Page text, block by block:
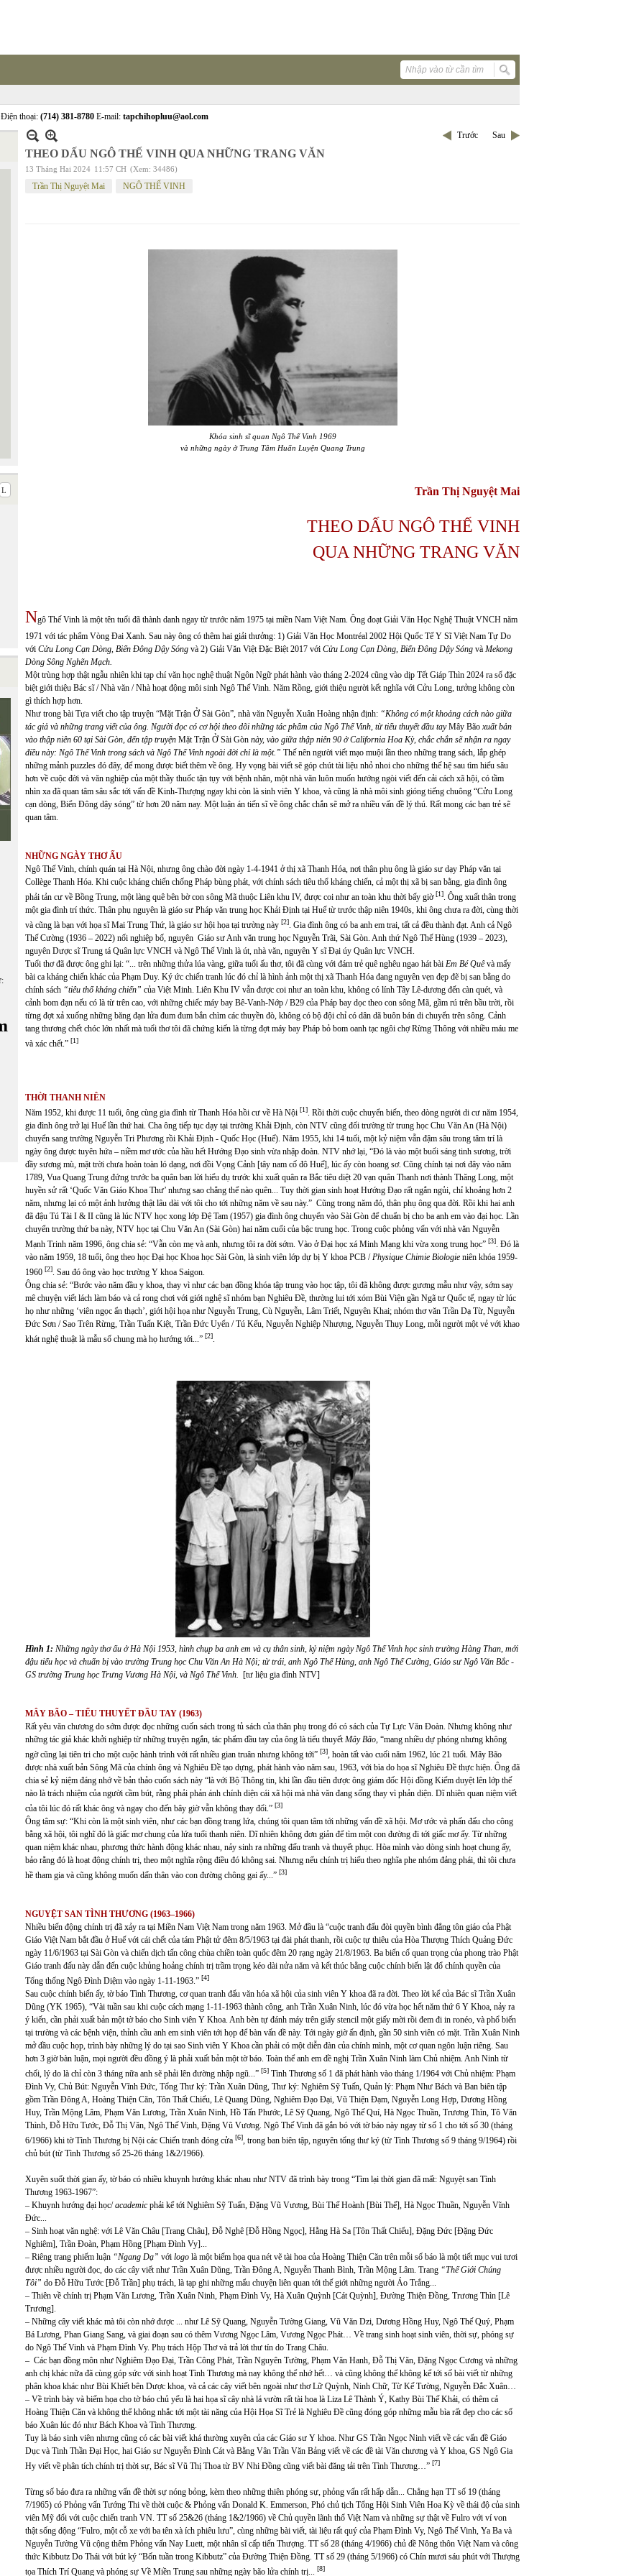
thoại: (714) 381-8780 E-mail: tapchihopluu@aol.com
Trước Sau
THEO DẤU NGÔ THẾ VINH QUA NHỮNG TRANG VĂN
13 Tháng Hai 2024 11:57 CH (Xem: 34486)
Trần Thị Nguyệt Mai NGÔ THẾ VINH
Khóa sinh sĩ quan Ngô Thế Vinh 1969
và những ngày ở Trung Tâm Huấn Luyện Quang Trung
Trần Thị Nguyệt Mai
THEO DẤU NGÔ THẾ VINH
QUA NHỮNG TRANG VĂN
Ngô Thế Vinh là một tên tuổi đã thành danh ngay từ trước năm 1975 tại miền Nam Việt Nam. Ông đoạt Giải Văn Học Nghệ Thuật VNCH năm
1971 với tác phẩm Vòng Đai Xanh. Sau này ông có thêm hai giải thưởng: 1) Giải Văn Học Montréal 2002 Hội Quốc Tế Y Sĩ Việt Nam Tự Do
với Cửu Long Cạn Dòng, Biển Đông Dậy Sóng và 2) Giải Văn Việt Đặc Biệt 2017 với Cửu Long Cạn Dòng, Biển Đông Dậy Sóng và Mekong
Dòng Sông Nghẽn Mạch.
Một trùng hợp thật ngẫu nhiên khi tạp chí văn học nghệ thuật Ngôn Ngữ phát hành vào tháng 2-2024 cũng vào dịp Tết Giáp Thìn 2024 ra số đặc
biệt giới thiệu Bác sĩ / Nhà văn / Nhà hoạt động môi sinh Ngô Thế Vinh. Năm Rồng, giới thiệu người kết nghĩa với Cửu Long, tưởng không còn
gì thích hợp hơn.
Như trong bài Tựa viết cho tập truyện “Mặt Trận Ở Sài Gòn”, nhà văn Nguyễn Xuân Hoàng nhận định: “Không có một khoảng cách nào giữa
tác giả và những trang viết của ông. Người đọc có cơ hội theo dõi những tác phẩm của Ngô Thế Vinh, từ tiểu thuyết đầu tayMây Bão xuất bản
vào thập niên 60 tại Sài Gòn, đến tập truyện Mặt Trận Ở Sài Gòn này, vào giữa thập niên 90 ở California Hoa Kỳ, chắc chắn sẽ nhận ra ngay
điều này: Ngô Thế Vinh trong sách và Ngô Thế Vinh ngoài đời chỉ là một.” Thế nên người viết mạo muội lần theo những trang sách, lắp ghép
những mảnh puzzles đó đây, để mong được biết thêm về ông. Hy vọng bài viết sẽ góp chút tài liệu nhỏ nhoi cho những thế hệ sau tìm hiểu sâu
hơn về cuộc đời và văn nghiệp của một thầy thuốc tận tụy với bệnh nhân, một nhà văn luôn muốn hướng ngòi viết đến cải cách xã hội, có tầm
nhìn xa đã quan tâm sâu sắc tới vấn đề Kinh-Thượng ngay khi còn là sinh viên Y khoa, và cũng là nhà môi sinh gióng tiếng chuông “Cửu Long
cạn dòng, Biển Đông dậy sóng” từ hơn 20 năm nay. Một luận án tiến sĩ về ông chắc chắn sẽ mở ra nhiều vấn đề lý thú. Rất mong các bạn trẻ sẽ
quan tâm.
NHỮNG NGÀY THƠ ẤU
Ngô Thế Vinh, chính quán tại Hà Nội, nhưng ông chào đời ngày 1-4-1941 ở thị xã Thanh Hóa, nơi thân phụ ông là giáo sư dạy Pháp văn tại
Collège Thanh Hóa. Khi cuộc kháng chiến chống Pháp bùng phát, với chính sách tiêu thổ kháng chiến, cả một thị xã bị san bằng, gia đình ông
phải tản cư về Bồng Trung, một làng quê bên bờ con sông Mã thuộc Liên khu IV, được coi như an toàn khu thời bấy giờ[1]. Ông xuất thân trong
một gia đình trí thức. Thân phụ nguyên là giáo sư Pháp văn trung học Khải Định tại Huế từ trước thập niên 1940s, khi ông chưa ra đời, cùng thời
và cũng là bạn với họa sĩ Mai Trung Thứ, là giáo sư hội họa tại trường này [2]. Gia đình ông có ba anh em trai, tất cả đều thành đạt. Anh cả Ngô
Thế Cường (1936 – 2022) nối nghiệp bố, nguyên Giáo sư Anh văn trung học Nguyễn Trãi, Sài Gòn. Anh thứ Ngô Thế Hùng (1939 – 2023),
nguyên Dược sĩ Trung tá Quân lực VNCH và Ngô Thế Vinh là út, nhà văn, nguyên Y sĩ Đại úy Quân lực VNCH.
Tuổi thơ đã được ông ghi lại: “... trên những thửa lúa vàng, giữa tuổi ấu thơ, tôi đã cùng với đám trẻ quê nghêu ngao hát bài Em Bé Quêvà mấy
bài ca kháng chiến khác của Phạm Duy. Ký ức chiến tranh lúc đó chỉ là hình ảnh một thị xã Thanh Hóa đang nguyên vẹn đẹp đẽ bị san bằng do
chính sách “tiêu thổ kháng chiến” của Việt Minh. Liên Khu IV vẫn được coi như an toàn khu, không có lính Tây Lê-dương đến càn quét, và
cảnh bom đạn nếu có là từ trên cao, với những chiếc máy bay Bê-Vanh-Nớp / B29 của Pháp bay dọc theo con sông Mã, gầm rú trên bầu trời, rồi
từng đợt xả xuống những băng đạn lửa đum đum bắn chìm các thuyền đò, không có bộ đội chỉ có dân dã buôn bán di chuyển trên sông. Cảnh
tang thương chết chóc lớn nhất mà tuổi thơ tôi đã chứng kiến là từng đợt máy bay Pháp bỏ bom oanh tạc ngôi chợ Rừng Thông với nhiều máu me
và xác chết.” [1]
THỜI THANH NIÊN
Năm 1952, khi được 11 tuổi, ông cùng gia đình từ Thanh Hóa hồi cư về Hà Nội [1]. Rồi thời cuộc chuyển biến, theo dòng người di cư năm 1954,
gia đình ông trở lại Huế lần thứ hai. Cha ông tiếp tục dạy tại trường Khải Định, còn NTV cũng đổi trường từ trung học Chu Văn An (Hà Nội)
chuyển sang trường Nguyễn Tri Phương rồi Khải Định - Quốc Học (Huế). Năm 1955, khi 14 tuổi, một kỷ niệm vẫn đậm sâu trong tâm trí là
ngày ông được tuyên hứa – niềm mơ ước của hầu hết Hướng Đạo sinh vừa nhập đoàn. NTV nhớ lại, “Đó là vào một buổi sáng tinh sương, trời
đầy sương mù, mặt trời chưa hoàn toàn ló dạng, nơi đồi Vọng Cảnh [tây nam cố đô Huế], lúc ấy còn hoang sơ. Cũng chính tại nơi đây vào năm
1789, Vua Quang Trung đứng trước ba quân ban lời hiểu dụ trước khi xuất quân ra Bắc tiêu diệt 20 vạn quân Thanh nơi thành Thăng Long, một
huyền sử rất ‘Quốc Văn Giáo Khoa Thư’ nhưng sao chẳng thể nào quên... Tuy thời gian sinh hoạt Hướng Đạo rất ngắn ngủi, chỉ khoảng hơn 2
năm, nhưng lại có một ảnh hưởng thật lâu dài với tôi cho tới những năm về sau này.” Cũng trong năm đó, thân phụ ông qua đời. Rồi khi hai anh
đã đậu Tú Tài I & II cũng là lúc NTV học xong lớp Đệ Tam (1957) gia đình ông chuyển vào Sài Gòn để chuẩn bị cho ba anh em vào đại học. Lần
chuyển trường thứ ba này, NTV học tại Chu Văn An (Sài Gòn) hai năm cuối của bậc trung học. Trong cuộc phỏng vấn với nhà văn Nguyễn
Mạnh Trinh năm 1996, ông chia sẻ: “Vẫn còn mẹ và anh, nhưng tôi ra đời sớm. Vào ở Đại học xá Minh Mạng khi vừa xong trung học” [3]. Đó là
vào năm 1959, 18 tuổi, ông theo học Đại học Khoa học Sài Gòn, là sinh viên lớp dự bị Y khoa PCB /Physique Chimie Biologie niên khóa 1959-
1960 [2]. Sau đó ông vào học trường Y khoa Saigon.
Ông chia sẻ: “Bước vào năm đầu y khoa, thay vì như các bạn đồng khóa tập trung vào học tập, tôi đã không được gương mẫu như vậy, sớm say
mê chuyện viết lách làm báo và cả rong chơi với giới nghệ sĩ nhóm bạn Nghiêu Đề, thường lui tới xóm Bùi Viện gần Ngã tư Quốc tế, ngay từ lúc
họ như những ‘viên ngọc ẩn thạch’, giới hội họa như Nguyễn Trung, Cù Nguyễn, Lâm Triết, Nguyên Khai; nhóm thơ văn Trần Dạ Từ, Nguyễn
Đức Sơn / Sao Trên Rừng, Trần Tuấn Kiệt, Trần Đức Uyển / Tú Kếu, Nguyễn Nghiệp Nhượng, Nguyễn Thụy Long, mỗi người một vẻ với khao
khát nghệ thuật là mẫu số chung mà họ hướng tới...” [2].
Hình 1: Những ngày thơ ấu ở Hà Nội 1953, hình chụp ba anh em và cụ thân sinh, kỷ niệm ngày Ngô Thế Vinh học sinh trường Hàng Than, mới
đậu tiểu học và chuẩn bị vào trường Trung học Chu Văn An Hà Nội; từ trái, anh Ngô Thế Hùng, anh Ngô Thế Cường, Giáo sư Ngô Văn Bắc -
GS trường Trung học Trưng Vương Hà Nội, và Ngô Thế Vinh. [tư liệu gia đình NTV]
MÂY BÃO – TIỂU THUYẾT ĐẦU TAY (1963)
Rất yêu văn chương do sớm được đọc những cuốn sách trong tủ sách của thân phụ trong đó có sách của Tự Lực Văn Đoàn. Nhưng không như
những tác giả khác khởi nghiệp từ những truyện ngắn, tác phẩm đầu tay của ông là tiểu thuyếtMây Bão, “mang nhiều dự phóng nhưng không
ngờ cũng lại tiên tri cho một cuộc hành trình với rất nhiều gian truân nhưng không tới” [3], hoàn tất vào cuối năm 1962, lúc 21 tuổi. Mây Bão
được nhà xuất bản Sông Mã của chính ông và Nghiêu Đề tạo dựng, phát hành vào năm sau, 1963, với bìa do họa sĩ Nghiêu Đề thực hiện. Ông đã
chia sẻ kỷ niệm đáng nhớ về bản thảo cuốn sách này “là với Bộ Thông tin, khi lần đầu tiên được ông giám đốc Hội đồng Kiểm duyệt lên lớp thế
nào là trách nhiệm của người cầm bút, rằng phải phản ánh chính diện cái xã hội mà nhà văn đang sống thay vì phản diện. Dĩ nhiên quan niệm viết
của tôi lúc đó rất khác ông và ngay cho đến bây giờ vẫn không thay đổi.” [3]
Ông tâm sự: “Khi còn là một sinh viên, như các bạn đồng trang lứa, chúng tôi quan tâm tới những vấn đề xã hội. Mơ ước và phấn đấu cho công
bằng xã hội, tôi nghĩ đó là giấc mơ chung của lứa tuổi thanh niên. Dĩ nhiên không đơn giản để tìm một con đường đi tới giấc mơ ấy. Từ những
quan niệm khác nhau, phương thức hành động khác nhau, nảy sinh ra những đấu tranh và thuyết phục. Hòa mình vào dòng sinh hoạt chung ấy,
bảo rằng đó là hoạt động chính trị, theo một nghĩa rộng điều đó không sai. Nhưng nếu chính trị hiểu theo nghĩa phe nhóm đảng phái, thì tôi chưa
hề tham gia và cũng không muốn dấn thân vào con đường chông gai ấy...” [3]
NGUYỆT SAN TÌNH THƯƠNG (1963–1966)
Nhiều biến động chính trị đã xảy ra tại Miền Nam Việt Nam trong năm 1963. Mở đầu là “cuộc tranh đấu đòi quyền bình đẳng tôn giáo của Phật
Giáo Việt Nam bắt đầu ở Huế với cái chết của tám Phật tử đêm 8/5/1963 tại đài phát thanh, rồi cuộc tự thiêu của Hòa Thượng Thích Quảng Đức
ngày 11/6/1963 tại Sài Gòn và chiến dịch tấn công chùa chiền toàn quốc đêm 20 rạng ngày 21/8/1963. Ba biến cố quan trọng của phong trào Phật
Giáo tranh đấu này dẫn đến cuộc khủng hoảng chính trị trầm trọng kéo dài nửa năm và kết thúc bằng cuộc chính biến lật đổ chính quyền của
Tổng thống Ngô Đình Diệm vào ngày 1-11-1963.” [4]
Sau cuộc chính biến ấy, tờ báo Tình Thương, cơ quan tranh đấu văn hóa xã hội của sinh viên Y khoa đã ra đời. Theo lời kể của Bác sĩ Trần Xuân
Dũng (YK 1965), “Vài tuần sau khi cuộc cách mạng 1-11-1963 thành công, anh Trần Xuân Ninh, lúc đó vừa học hết năm thứ 6 Y Khoa, nảy ra
ý kiến, cần phải xuất bản một tờ báo cho Sinh viên Y Khoa. Anh bèn tự đánh máy trên giấy stencil một giấy mời rồi đem đi in ronéo, và phổ biến
tại trường và các bệnh viện, thỉnh cầu anh em sinh viên tới họp để bàn vấn đề này. Tới ngày giờ ấn định, gần 50 sinh viên có mặt. Trần Xuân Ninh
mở đầu cuộc họp, trình bày những lý do tại sao Sinh viên Y Khoa cần phải có một diễn đàn của chính mình, một cơ quan ngôn luận riêng. Sau
hơn 3 giờ bàn luận, mọi người đều đồng ý là phải xuất bản một tờ báo. Toàn thể anh em đề nghị Trần Xuân Ninh làm Chủ nhiệm. Anh Ninh từ
chối, lý do là chỉ còn 3 tháng nữa anh sẽ phải lên đường nhập ngũ...” [5] Tình Thương số 1 đã phát hành vào tháng 1/1964 với Chủ nhiệm: Phạm
Đình Vy, Chủ Bút: Nguyễn Vĩnh Đức, Tổng Thư ký: Trần Xuân Dũng, Thư ký: Nghiêm Sỹ Tuấn, Quản lý: Phạm Như Bách và Ban biên tập
gồm Trần Đông A, Hoàng Thiện Căn, Tôn Thất Chiểu, Lê Quang Dũng, Nghiêm Đạo Đại, Vũ Thiện Đạm, Nguyễn Long Hợp, Dương Hồng
Huy, Trần Mộng Lâm, Phạm Văn Lương, Trần Xuân Ninh, Hồ Tấn Phước, Lê Sỹ Quang, Ngô Thế Quí, Hà Ngọc Thuần, Trương Thìn, Tô Văn
Thình, Đỗ Hữu Tước, Đỗ Thị Văn, Ngô Thế Vinh, Đặng Vũ Vương. Ngô Thế Vinh đã gắn bó với tờ báo này ngay từ số 1 cho tới số 30 (tháng
6/1966) khi tờ Tình Thương bị Nội các Chiến tranh đóng cửa [6], trong ban biên tập, nguyên tổng thư ký (từ Tình Thương số 9 tháng 9/1964) rồi
chủ bút (từ Tình Thương số 25-26 tháng 1&2/1966).
Xuyên suốt thời gian ấy, tờ báo có nhiều khuynh hướng khác nhau như NTV đã trình bày trong “Tìm lại thời gian đã mất: Nguyệt san Tình
Thương 1963-1967”:
– Khuynh hướng đại học/academicphải kể tới Nghiêm Sỹ Tuấn, Đặng Vũ Vương, Bùi Thế Hoành [Bùi Thế], Hà Ngọc Thuần, Nguyễn Vĩnh
Đức...
– Sinh hoạt văn nghệ: với Lê Văn Châu [Trang Châu], Đỗ Nghê [Đỗ Hồng Ngọc], Hằng Hà Sa [Tôn Thất Chiểu], Đặng Đức [Đặng Đức
Nghiêm], Trần Đoàn, Phạm Hồng [Phạm Đình Vy]...
– Riêng trang phiếm luận “Ngang Dạ” với logo là một biếm họa qua nét vẽ tài hoa của Hoàng Thiện Căn trên mỗi số báo là một tiết mục vui tươi
được nhiều người đọc, do các cây viết như Trần Xuân Dũng, Trần Đông A, Nguyễn Thanh Bình, Trần Mộng Lâm. Trang “Thế Giới Chúng
Tôi” do Đỗ Hữu Tước [Đỗ Trần] phụ trách, là tạp ghi những mẩu chuyện liên quan tới thế giới những người Áo Trắng...
– Thiên về chính trị Phạm Văn Lương, Trần Xuân Ninh, Phạm Đình Vy, Hà Xuân Quỳnh [Cát Quỳnh], Đường Thiện Đồng, Trương Thìn [Lê
Trương].
– Những cây viết khác mà tôi còn nhớ được ... như Lê Sỹ Quang, Nguyễn Tường Giang, Vũ Văn Dzi, Dương Hồng Huy, Ngô Thế Quý, Phạm
Bá Lương, Phan Giang Sang, và giai đoạn sau có thêm Vương Ngọc Lâm, Vương Ngọc Phát… Về trang sinh hoạt sinh viên, thời sự, phóng sự
do Ngô Thế Vinh và Phạm Đình Vy. Phụ trách Hộp Thơ và trả lời thư tín do Trang Châu.
– Các bạn đồng môn như Nghiêm Đạo Đại, Trần Công Phát, Trần Nguyên Tường, Phạm Văn Hanh, Đỗ Thị Văn, Đặng Ngọc Cương và những
anh chị khác nữa đã cùng góp sức với sinh hoạt Tình Thương mà nay không thể nhớ hết… và cũng không thể không kể tới số bài viết từ những
phân khoa khác như Bùi Khiết bên Dược khoa, và cả các cây viết bên ngoài như thơ Lữ Quỳnh, Ninh Chữ, Từ Kế Tường, Nguyễn Đắc Xuân…
– Về trình bày và biếm họa cho tờ báo chủ yếu là hai họa sĩ cây nhà lá vườn rất tài hoa là Liza Lê Thành Ý, Kathy Bùi Thế Khải, có thêm cả
Hoàng Thiện Căn và không thể không nhắc tới một tài năng của Hội Họa Sĩ Trẻ là Nghiêu Đề cũng đóng góp những mẫu bìa rất đẹp cho các số
báo Xuân lúc đó như Bách Khoa và Tình Thương.
Tuy là báo sinh viên nhưng cũng có các bài viết khá thường xuyên của các Giáo sư Y khoa. Như GS Trần Ngọc Ninh viết về các vấn đề Giáo
Dục và Tinh Thần Đại Học, hai Giáo sư Nguyễn Đình Cát và Bằng Vân Trần Văn Bảng viết về các đề tài Văn chương và Y khoa, GS Ngô Gia
Hy viết về phân tích chính trị thời sự, Bác sĩ Vũ Thị Thoa từ BV Nhi Đồng cũng viết bài đăng tải trên Tình Thương…” [7]
Từng số báo đưa ra những vấn đề thời sự nóng bỏng, kèm theo những thiên phóng sự, phỏng vấn rất hấp dẫn... Chẳng hạn TT số 19 (tháng
7/1965) có Phỏng vấn Tướng Thi về thời cuộc & Phỏng vấn Donald K. Emmerson, Phó chủ tịch Tổng Hội Sinh Viên Hoa Kỳ về thái độ của sinh
viên Mỹ đối với cuộc chiến tranh VN. TT số 25&26 (tháng 1&2/1966) về Chủ quyền lãnh thổ Việt Nam và những sự thật về Fulro với ví von
thật sống động “Fulro, một cỗ xe với ba tên xà ích phiêu lưu”, cùng những bài viết, tài liệu rất quý của Phạm Đình Vy, Ngô Thế Vinh, Ya Ba và
Nguyễn Tường Vũ cộng thêm Phỏng vấn Nay Luett, một nhân sĩ cấp tiến Thượng. TT số 28 (tháng 4/1966) chủ đề Nông thôn Việt Nam và công
thức Kibbutz Do Thái với bút ký “Bốn tuần trong Kibbutz” của Đường Thiện Đồng. TT số 29 (tháng 5/1966) có Chín mươi sáu phút với Thượng
tọa Thích Trí Quang và phóng sự Về Miền Trung sau những ngày bão lửa chính trị... [8]